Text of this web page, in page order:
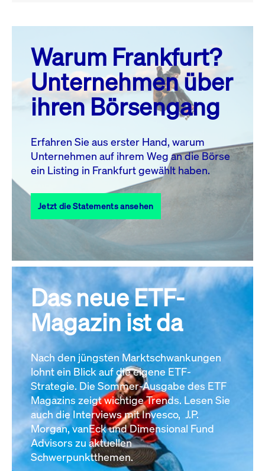
August 26
MO. DI. MI. DO. FR. SA. SO.
1
2
3
4 5 6 7 8
10 11 13 14
17
18 19 20 21 22
23
27 28
31
Alle Events
Warum Frankfurt?
Unternehmen über
ihren Börsengang
Erfahren Sie aus erster Hand, warum
Unternehmen auf ihrem Weg an die Börse
ein Listing in Frankfurt gewählt haben.
Jetzt die Statements ansehen
Das neue ETF-
Magazin ist da
Nach den jüngsten Marktschwankungen
lohnt ein Blick auf die eigene ETF-
Strategie. Die Sommer-Ausgabe des ETF
Magazins zeigt wichtige Trends. Lesen Sie
auch die Interviews mit Invesco, J.P.
Morgan, vanEck und Dimensional Fund
Advisors zu aktuellen
Schwerpunktthemen.